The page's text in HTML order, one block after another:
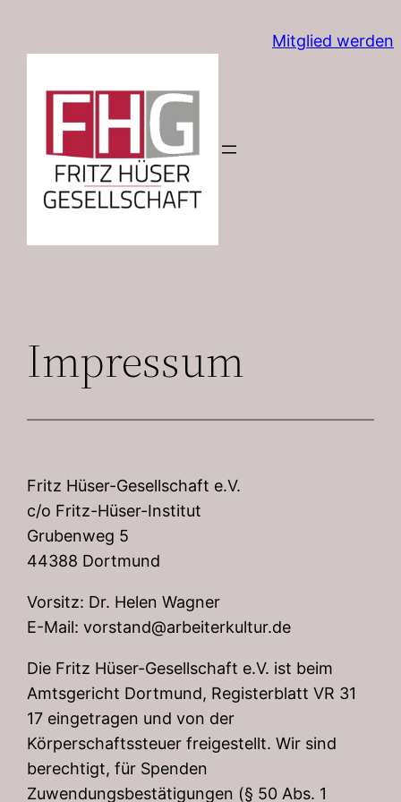
Mitglied werden
Impressum
Fritz Hüser-Gesellschaft e.V.
c/o Fritz-Hüser-Institut
Grubenweg 5
44388 Dortmund
Vorsitz: Dr. Helen Wagner
E-Mail: vorstand@arbeiterkultur.de
Die Fritz Hüser-Gesellschaft e.V. ist beim
Amtsgericht Dortmund, Registerblatt VR 31
17 eingetragen und von der
Körperschaftssteuer freigestellt. Wir sind
berechtigt, für Spenden
Zuwendungsbestätigungen (§ 50 Abs. 1